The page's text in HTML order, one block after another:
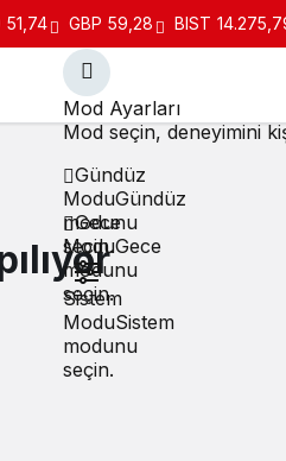
51,74 GBP 59,28 BIST
Mod Ayarları
Mod seçin, deneyimini
Gündüz
ModuGündüz
modunu
seçin.
Gece
ModuGece
modunu
seçin.
Sistem
ModuSistem
modunu
seçin.